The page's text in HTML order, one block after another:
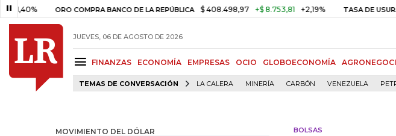
ORO COMPRA BANCO DE LA REPÚBLICA $ 408.498,97 +$ 8.753,81 +2,19% TASA DE USURA
JUEVES, 06 DE AGOSTO DE 2026
FINANZAS ECONOMÍA EMPRESAS OCIO GLOBOECONOMÍA
TEMAS DE CONVERSACIÓN LA CALERA MINERÍA CARBÓN VENEZUELA
BOLSAS